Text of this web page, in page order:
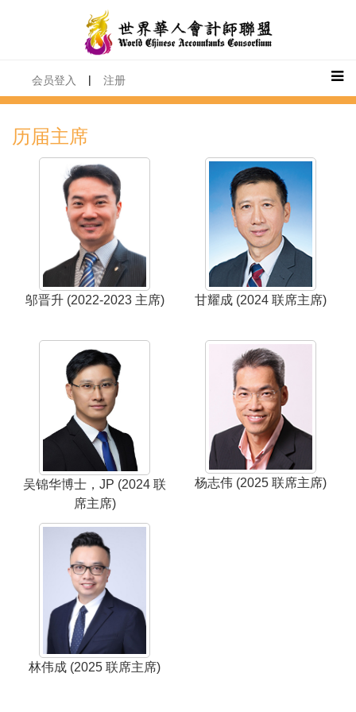
会员登入 | 注册
历届主席
邬晋升 (2022-2023 主席) 甘耀成 (2024 联席主席)
吴锦华博士，JP (2024 联
席主席)
杨志伟 (2025 联席主席)
林伟成 (2025 联席主席)